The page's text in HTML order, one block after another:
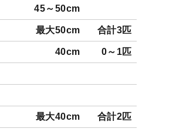
45～50cm
最大50cm 合計3匹
40cm 0～1匹
最大40cm 合計2匹